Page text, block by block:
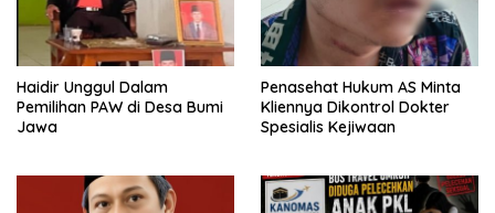
Haidir Unggul Dalam
Pemilihan PAW di Desa Bumi
Jawa
Penasehat Hukum AS Minta
Kliennya Dikontrol Dokter
Spesialis Kejiwaan